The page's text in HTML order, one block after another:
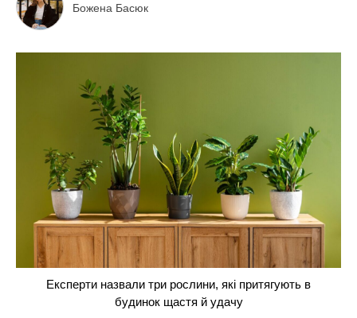
Божена Басюк
Експерти назвали три рослини, які притягують в
будинок щастя й удачу